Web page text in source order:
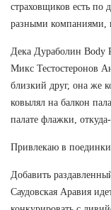
страховщиков есть по
разными компаниями,
Дека Дураболин Body
Микс Тестостеронов
близкий друг, она же
ковылял на балкон
палате флажки,
Привлекаю в поединки
Добавить
Саудовская Аравия